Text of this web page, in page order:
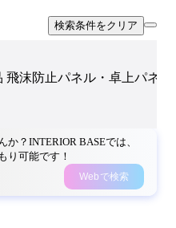
検索条件をクリア
飛沫防止パネル・卓上パネル
？INTERIOR BASEでは、
り可能です！
Webで検索